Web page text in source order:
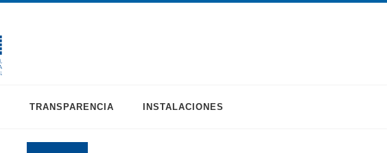
TRANSPARENCIA INSTALACIONES